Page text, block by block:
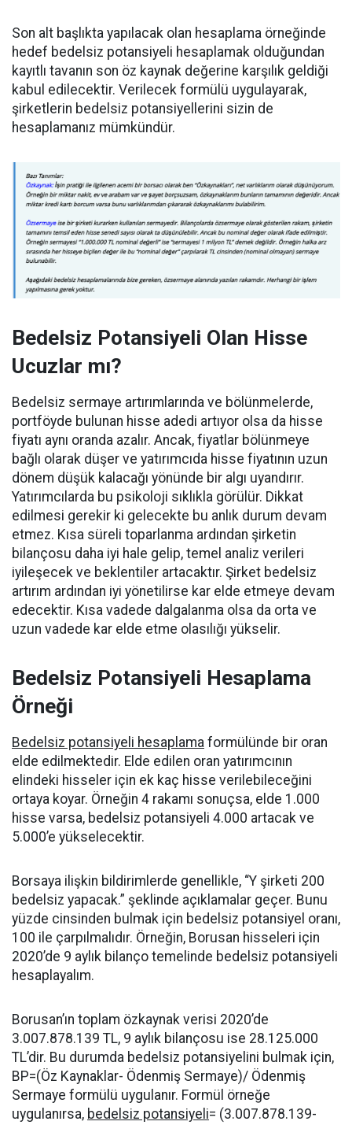
Son alt başlıkta yapılacak olan hesaplama örneğinde
hedef bedelsiz potansiyeli hesaplamak olduğundan
kayıtlı tavanın son öz kaynak değerine karşılık geldiği
kabul edilecektir. Verilecek formülü uygulayarak,
şirketlerin bedelsiz potansiyellerini sizin de
hesaplamanız mümkündür.
Bedelsiz Potansiyeli Olan Hisse
Ucuzlar mı?
Bedelsiz sermaye artırımlarında ve bölünmelerde,
portföyde bulunan hisse adedi artıyor olsa da hisse
fiyatı aynı oranda azalır. Ancak, fiyatlar bölünmeye
bağlı olarak düşer ve yatırımcıda hisse fiyatının uzun
dönem düşük kalacağı yönünde bir algı uyandırır.
Yatırımcılarda bu psikoloji sıklıkla görülür. Dikkat
edilmesi gerekir ki gelecekte bu anlık durum devam
etmez. Kısa süreli toparlanma ardından şirketin
bilançosu daha iyi hale gelip, temel analiz verileri
iyileşecek ve beklentiler artacaktır. Şirket bedelsiz
artırım ardından iyi yönetilirse kar elde etmeye devam
edecektir. Kısa vadede dalgalanma olsa da orta ve
uzun vadede kar elde etme olasılığı yükselir.
Bedelsiz Potansiyeli Hesaplama
Örneği
Bedelsiz potansiyeli hesaplama formülünde bir oran
elde edilmektedir. Elde edilen oran yatırımcının
elindeki hisseler için ek kaç hisse verilebileceğini
ortaya koyar. Örneğin 4 rakamı sonuçsa, elde 1.000
hisse varsa, bedelsiz potansiyeli 4.000 artacak ve
5.000’e yükselecektir.
Borsaya ilişkin bildirimlerde genellikle, “Y şirketi 200
bedelsiz yapacak.” şeklinde açıklamalar geçer. Bunu
yüzde cinsinden bulmak için bedelsiz potansiyel oranı,
100 ile çarpılmalıdır. Örneğin, Borusan hisseleri için
2020’de 9 aylık bilanço temelinde bedelsiz potansiyeli
hesaplayalım.
Borusan’ın toplam özkaynak verisi 2020’de
3.007.878.139 TL, 9 aylık bilançosu ise 28.125.000
TL’dir. Bu durumda bedelsiz potansiyelini bulmak için,
BP=(Öz Kaynaklar- Ödenmiş Sermaye)/ Ödenmiş
Sermaye formülü uygulanır. Formül örneğe
uygulanırsa, bedelsiz potansiyeli= (3.007.878.139-